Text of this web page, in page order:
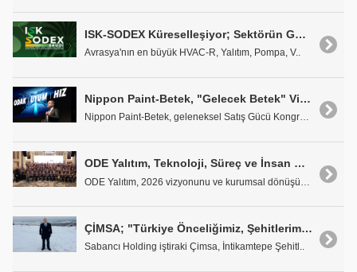
ISK-SODEX Küreselleşiyor; Sektörün Gücü, Şimdi Riyad'da
Avrasya'nın en büyük HVAC-R, Yalıtım, Pompa, V..
Nippon Paint-Betek, "Gelecek Betek" Vizyonuyla 2026'ya Hazır
Nippon Paint-Betek, geleneksel Satış Gücü Kongresi..
ODE Yalıtım, Teknoloji, Süreç ve İnsan Odaklı Gelecek Vizyonunu Paylaştı
ÇİMSA; "Türkiye Önceliğimiz, Şehitlerimiz Kırmızı Çizgimiz"
Sabancı Holding iştiraki Çimsa, İntikamtepe Şehitl..